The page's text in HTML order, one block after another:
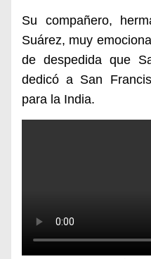
Su compañero,
Suárez, muy
de despedida que
dedicó a San
para la India.